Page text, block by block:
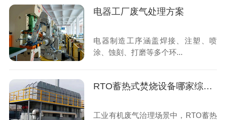
电器工厂废气处理方案
电器制造工序涵盖焊接、注塑、喷
涂、蚀刻、打磨等多个环...
RTO蓄热式焚烧设备哪家综合实力强
工业有机废气治理场景中，RTO蓄热